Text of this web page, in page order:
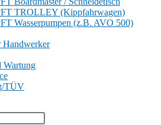
TROLLEY (Kippfahrwagen)
Wasserpumpen (z.B. AVO 500)
Handwerker
Wartung
TÜV